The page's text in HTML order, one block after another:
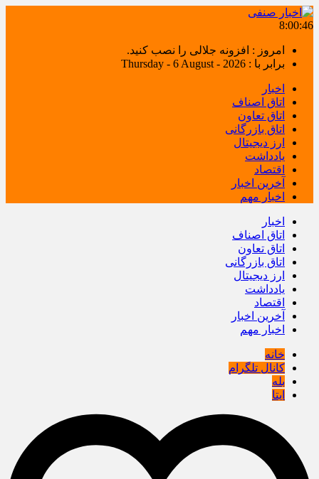
8:00:47
امروز : افزونه جلالی را نصب کنید.
برابر با : Thursday - 6 August - 2026
اخبار
اتاق اصناف
اتاق تعاون
اتاق بازرگانی
ارز دیجیتال
یادداشت
اقتصاد
آخرین اخبار
اخبار مهم
اخبار
اتاق اصناف
اتاق تعاون
اتاق بازرگانی
ارز دیجیتال
یادداشت
اقتصاد
آخرین اخبار
اخبار مهم
خانه
کانال تلگرام
بله
ایتا